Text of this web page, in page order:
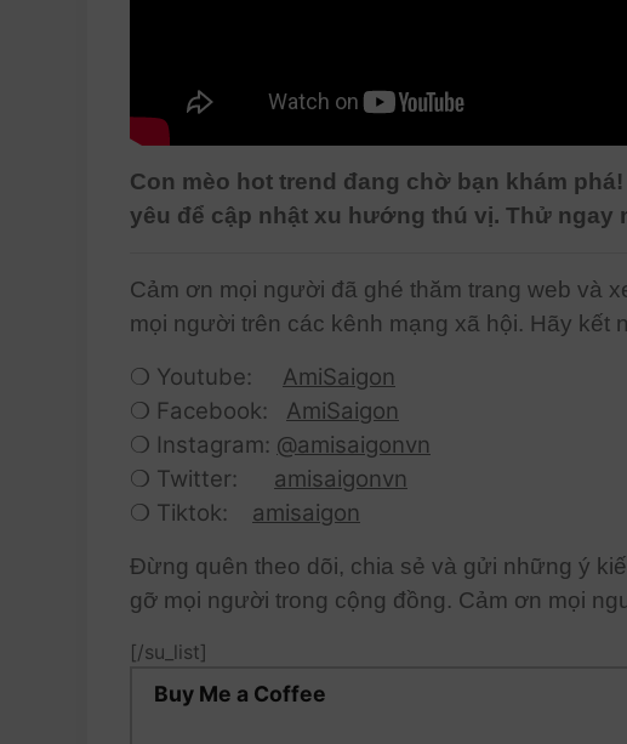
Con mèo hot trend đang chờ bạn khám
yêu để cập nhật xu hướng thú vị. Thử ngay
Cảm ơn mọi người đã ghé thăm trang web và
mọi người trên các kênh mạng xã hội. Hãy kết
❍ Youtube: AmiSaigon
❍ Facebook: AmiSaigon
❍ Instagram: @amisaigonvn
❍ Twitter: amisaigonvn
❍ Tiktok: amisaigon
Đừng quên theo dõi, chia sẻ và gửi những ý
gỡ mọi người trong cộng đồng. Cảm ơn mọi
[/su_list]
Buy Me a Coffee